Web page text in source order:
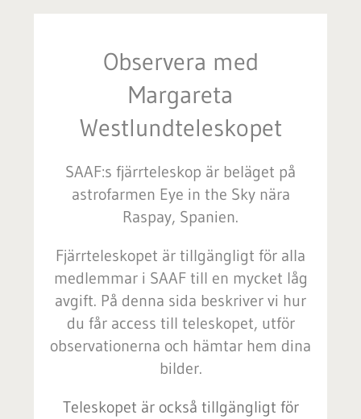
Observera med
Margareta
Westlundteleskopet
SAAF:s fjärrteleskop är beläget på
astrofarmen Eye in the Sky nära
Raspay, Spanien.
Fjärrteleskopet är tillgängligt för alla
medlemmar i SAAF till en mycket låg
avgift. På denna sida beskriver vi hur
du får access till teleskopet, utför
observationerna och hämtar hem dina
bilder.
Teleskopet är också tillgängligt för